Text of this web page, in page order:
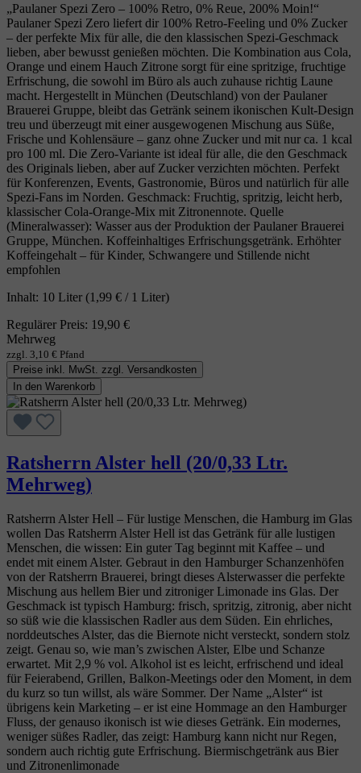
„Paulaner Spezi Zero – 100% Retro, 0% Reue, 200% Moin!“
Paulaner Spezi Zero liefert dir 100% Retro‑Feeling und 0% Zucker
– der perfekte Mix für alle, die den klassischen Spezi‑Geschmack
lieben, aber bewusst genießen möchten. Die Kombination aus Cola,
Orange und einem Hauch Zitrone sorgt für eine spritzige, fruchtige
Erfrischung, die sowohl im Büro als auch zuhause richtig Laune
macht. Hergestellt in München (Deutschland) von der Paulaner
Brauerei Gruppe, bleibt das Getränk seinem ikonischen Kult‑Design
treu und überzeugt mit einer ausgewogenen Mischung aus Süße,
Frische und Kohlensäure – ganz ohne Zucker und mit nur ca. 1 kcal
pro 100 ml. Die Zero‑Variante ist ideal für alle, die den Geschmack
des Originals lieben, aber auf Zucker verzichten möchten. Perfekt
für Konferenzen, Events, Gastronomie, Büros und natürlich für alle
Spezi‑Fans im Norden. Geschmack: Fruchtig, spritzig, leicht herb,
klassischer Cola‑Orange‑Mix mit Zitronennote. Quelle
(Mineralwasser): Wasser aus der Produktion der Paulaner Brauerei
Gruppe, München. Koffeinhaltiges Erfrischungsgetränk. Erhöhter
Koffeingehalt – für Kinder, Schwangere und Stillende nicht
empfohlen
Inhalt: 10 Liter (1,99 € / 1 Liter)
Regulärer Preis: 19,90 €
Mehrweg
zzgl. 3,10 € Pfand
Preise inkl. MwSt. zzgl. Versandkosten
In den Warenkorb
Ratsherrn Alster hell (20/0,33 Ltr.
Mehrweg)
Ratsherrn Alster Hell – Für lustige Menschen, die Hamburg im Glas
wollen Das Ratsherrn Alster Hell ist das Getränk für alle lustigen
Menschen, die wissen: Ein guter Tag beginnt mit Kaffee – und
endet mit einem Alster. Gebraut in den Hamburger Schanzenhöfen
von der Ratsherrn Brauerei, bringt dieses Alsterwasser die perfekte
Mischung aus hellem Bier und zitroniger Limonade ins Glas. Der
Geschmack ist typisch Hamburg: frisch, spritzig, zitronig, aber nicht
so süß wie die klassischen Radler aus dem Süden. Ein ehrliches,
norddeutsches Alster, das die Biernote nicht versteckt, sondern stolz
zeigt. Genau so, wie man’s zwischen Alster, Elbe und Schanze
erwartet. Mit 2,9 % vol. Alkohol ist es leicht, erfrischend und ideal
für Feierabend, Grillen, Balkon‑Meetings oder den Moment, in dem
du kurz so tun willst, als wäre Sommer. Der Name „Alster“ ist
übrigens kein Marketing – er ist eine Hommage an den Hamburger
Fluss, der genauso ikonisch ist wie dieses Getränk. Ein modernes,
weniger süßes Radler, das zeigt: Hamburg kann nicht nur Regen,
sondern auch richtig gute Erfrischung. Biermischgetränk aus Bier
und Zitronenlimonade